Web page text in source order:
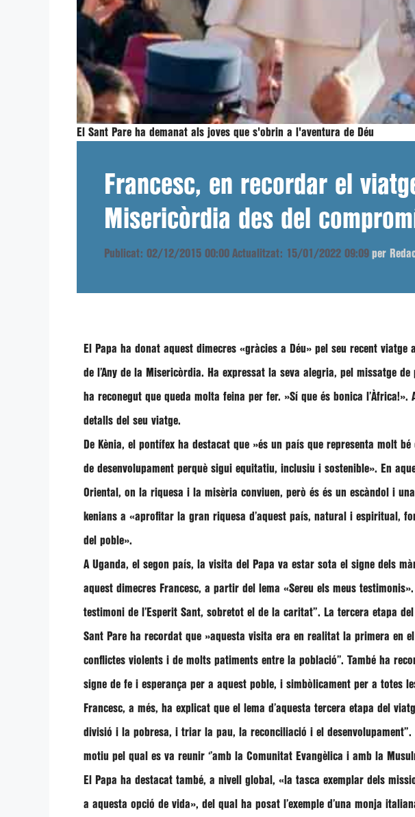
El Sant Pare ha demanat als joves que s'obrin a l'aventura de Déu
Francesc, en recordar el
Misericòrdia des del
Publicat: 02/12/2015 00:00 Actualitzat: 15/01/2022 09:09 per
El Papa ha donat aquest dimecres «gràcies a Déu» pel seu recent viatge
de l’Any de la Misericòrdia. Ha expressat la seva alegria, pel missatge
ha reconegut que queda molta feina per fer. »Sí que és bonica l’Àfrica!».
detalls del seu viatge.
De Kènia, el pontífex ha destacat que »és un país que representa molt
de desenvolupament perquè sigui equitatiu, inclusiu i sostenible». En
Oriental, on la riquesa i la misèria conviuen, però és és un escàndol i
kenians a «aprofitar la gran riquesa d’aquest país, natural i espiritual,
del poble».
A Uganda, el segon país, la visita del Papa va estar sota el signe dels
aquest dimecres Francesc, a partir del lema «Sereu els meus testimonis»
testimoni de l’Esperit Sant, sobretot el de la caritat”. La tercera etapa
Sant Pare ha recordat que »aquesta visita era en realitat la primera en
conflictes violents i de molts patiments entre la població’’. També ha
signe de fe i esperança per a aquest poble, i simbòlicament per a totes
Francesc, a més, ha explicat que el lema d’aquesta tercera etapa del
divisió i la pobresa, i triar la pau, la reconciliació i el desenvolupament”.
motiu pel qual es va reunir ‘’amb la Comunitat Evangèlica i amb la
El Papa ha destacat també, a nivell global, «la tasca exemplar dels
a aquesta opció de vida», del qual ha posat l’exemple d’una monja